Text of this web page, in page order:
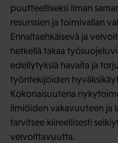
puutteelliseksi ilman
resurssien ja toimivallan
Ennaltaehkäisevä ja
hetkellä takaa
edellytyksiä havaita ja
työntekijöiden
Kokonaisuutena
ilmiöiden vakavuuteen ja
tarvitsee kiireellisesti
velvoittavuutta.